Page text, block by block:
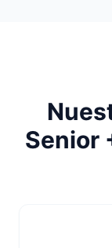
Senior